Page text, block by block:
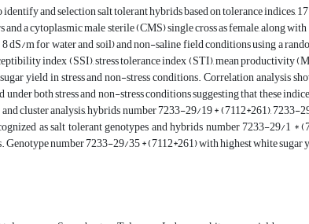
and selection salt tolerant hybrids based on tolerance indices,
a cytoplasmic male sterile (CMS) single cross as female, along
dS/m for water and soil) and non-saline field conditions using a
index (SSI), stress tolerance index (STI), mean productivity
yield in stress and non-stress conditions. Correlation analysis
under both stress and non-stress conditions suggesting that these
cluster analysis, hybrids number 7233-29/19 * (7112*261),
as salt tolerant genotypes and hybrids number 7233-29/1
Genotype number 7233-29/35 * (7112*261) with highest white sugar